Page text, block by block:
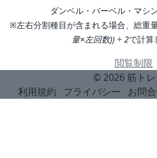
ダンベル・バーベル・マシ
※左右分割種目が含まれる場合、総重
量×左回数)) ÷ 2で計算
閲覧制限
© 2026 筋ト
利用規約
プライバシー お問